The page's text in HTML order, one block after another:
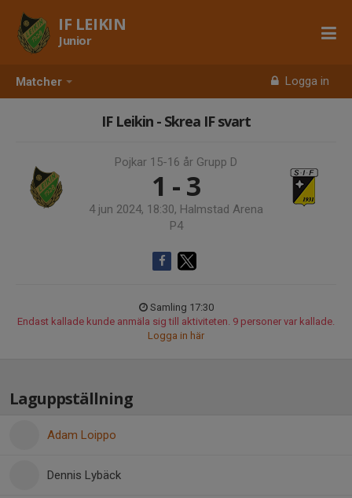
Matcher Logga in
IF LEIKIN
Junior
IF Leikin - Skrea IF svart
Pojkar 15-16 år Grupp D
1 - 3
4 jun 2024, 18:30, Halmstad Arena
P4
Samling 17:30
Endast kallade kunde anmäla sig till aktiviteten. 9 personer var kallade.
Logga in här
Laguppställning
Adam Loippo
Dennis Lybäck